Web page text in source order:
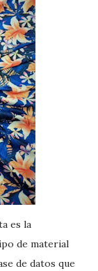
es la
de material
de datos que